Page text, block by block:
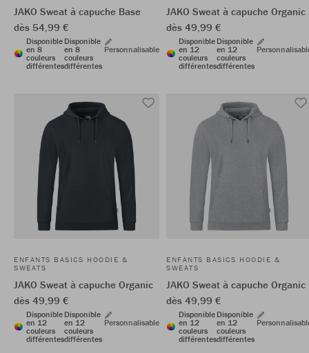
JAKO Sweat à capuche Base
dès 54,99 €
Disponible
en 8
couleurs
différentes
Disponible
en 8
couleurs
différentes
Personnalisable
JAKO Sweat à capuche Organic
dès 49,99 €
Disponible
en 12
couleurs
différentes
Disponible
en 12
couleurs
différentes
ENFANTS BASICS HOODIE &
SWEATS
JAKO Sweat à capuche Organic
dès 49,99 €
Disponible
en 12
couleurs
différentes
Disponible
en 12
couleurs
différentes
Personnalisable
ENFANTS BASICS HOODIE &
SWEATS
JAKO Sweat à capuche Organic
dès 49,99 €
Disponible
en 12
couleurs
différentes
Disponible
en 12
couleurs
différentes